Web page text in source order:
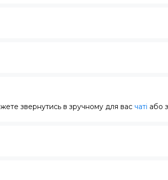
звернутись в зручному для вас чаті або